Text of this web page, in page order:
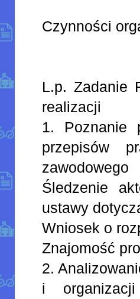
Czynności
L.p. Zadanie
realizacji
1. Poznanie
przepisów
zawodowego
Śledzenie
ustawy
Wniosek o
Znajomość
2.
i organizacji